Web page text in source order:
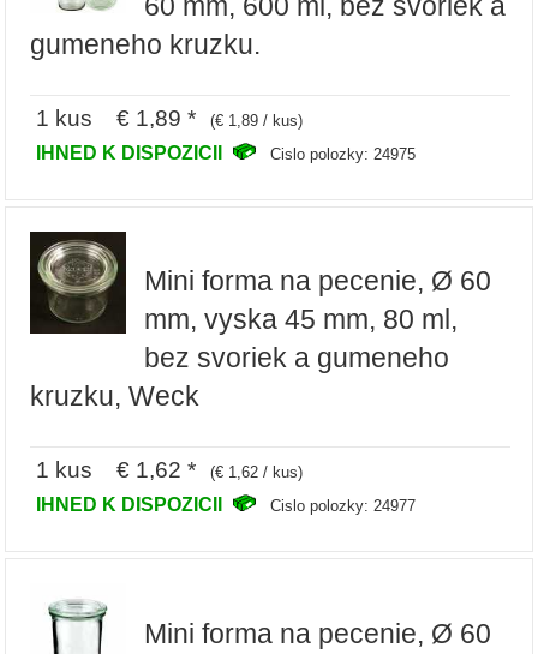
gumeneho kruzku.
1 kus € 1,89 * (€ 1,89 / kus)
IHNED K DISPOZICII Cislo polozky: 24975
Mini forma na pecenie, Ø 60
mm, vyska 45 mm, 80 ml,
bez svoriek a gumeneho
kruzku, Weck
1 kus € 1,62 * (€ 1,62 / kus)
IHNED K DISPOZICII Cislo polozky: 24977
Mini forma na pecenie, Ø 60